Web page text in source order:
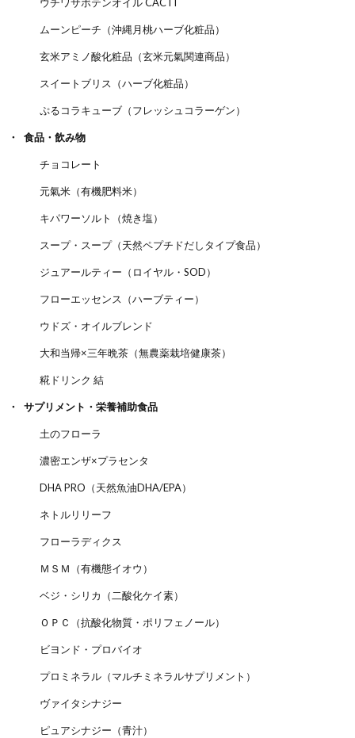
ムーンピーチ（沖縄月桃ハーブ化粧品）
玄米アミノ酸化粧品（玄米元氣関連商品）
スイートブリス（ハーブ化粧品）
ぷるコラキューブ（フレッシュコラーゲン）
食品・飲み物
チョコレート
元氣米（有機肥料米）
キパワーソルト（焼き塩）
スープ・スープ（天然ペプチドだしタイプ食品）
ジュアールティー（ロイヤル・SOD）
フローエッセンス（ハーブティー）
ウドズ・オイルブレンド
大和当帰×三年晩茶（無農薬栽培健康茶）
糀ドリンク 結
サプリメント・栄養補助食品
土のフローラ
濃密エンザ×プラセンタ
DHA PRO（天然魚油DHA/EPA）
ネトルリリーフ
フローラディクス
ＭＳＭ（有機態イオウ）
ベジ・シリカ（二酸化ケイ素）
ＯＰＣ（抗酸化物質・ポリフェノール）
ビヨンド・プロバイオ
プロミネラル（マルチミネラルサプリメント）
ヴァイタシナジー
ピュアシナジー（青汁）